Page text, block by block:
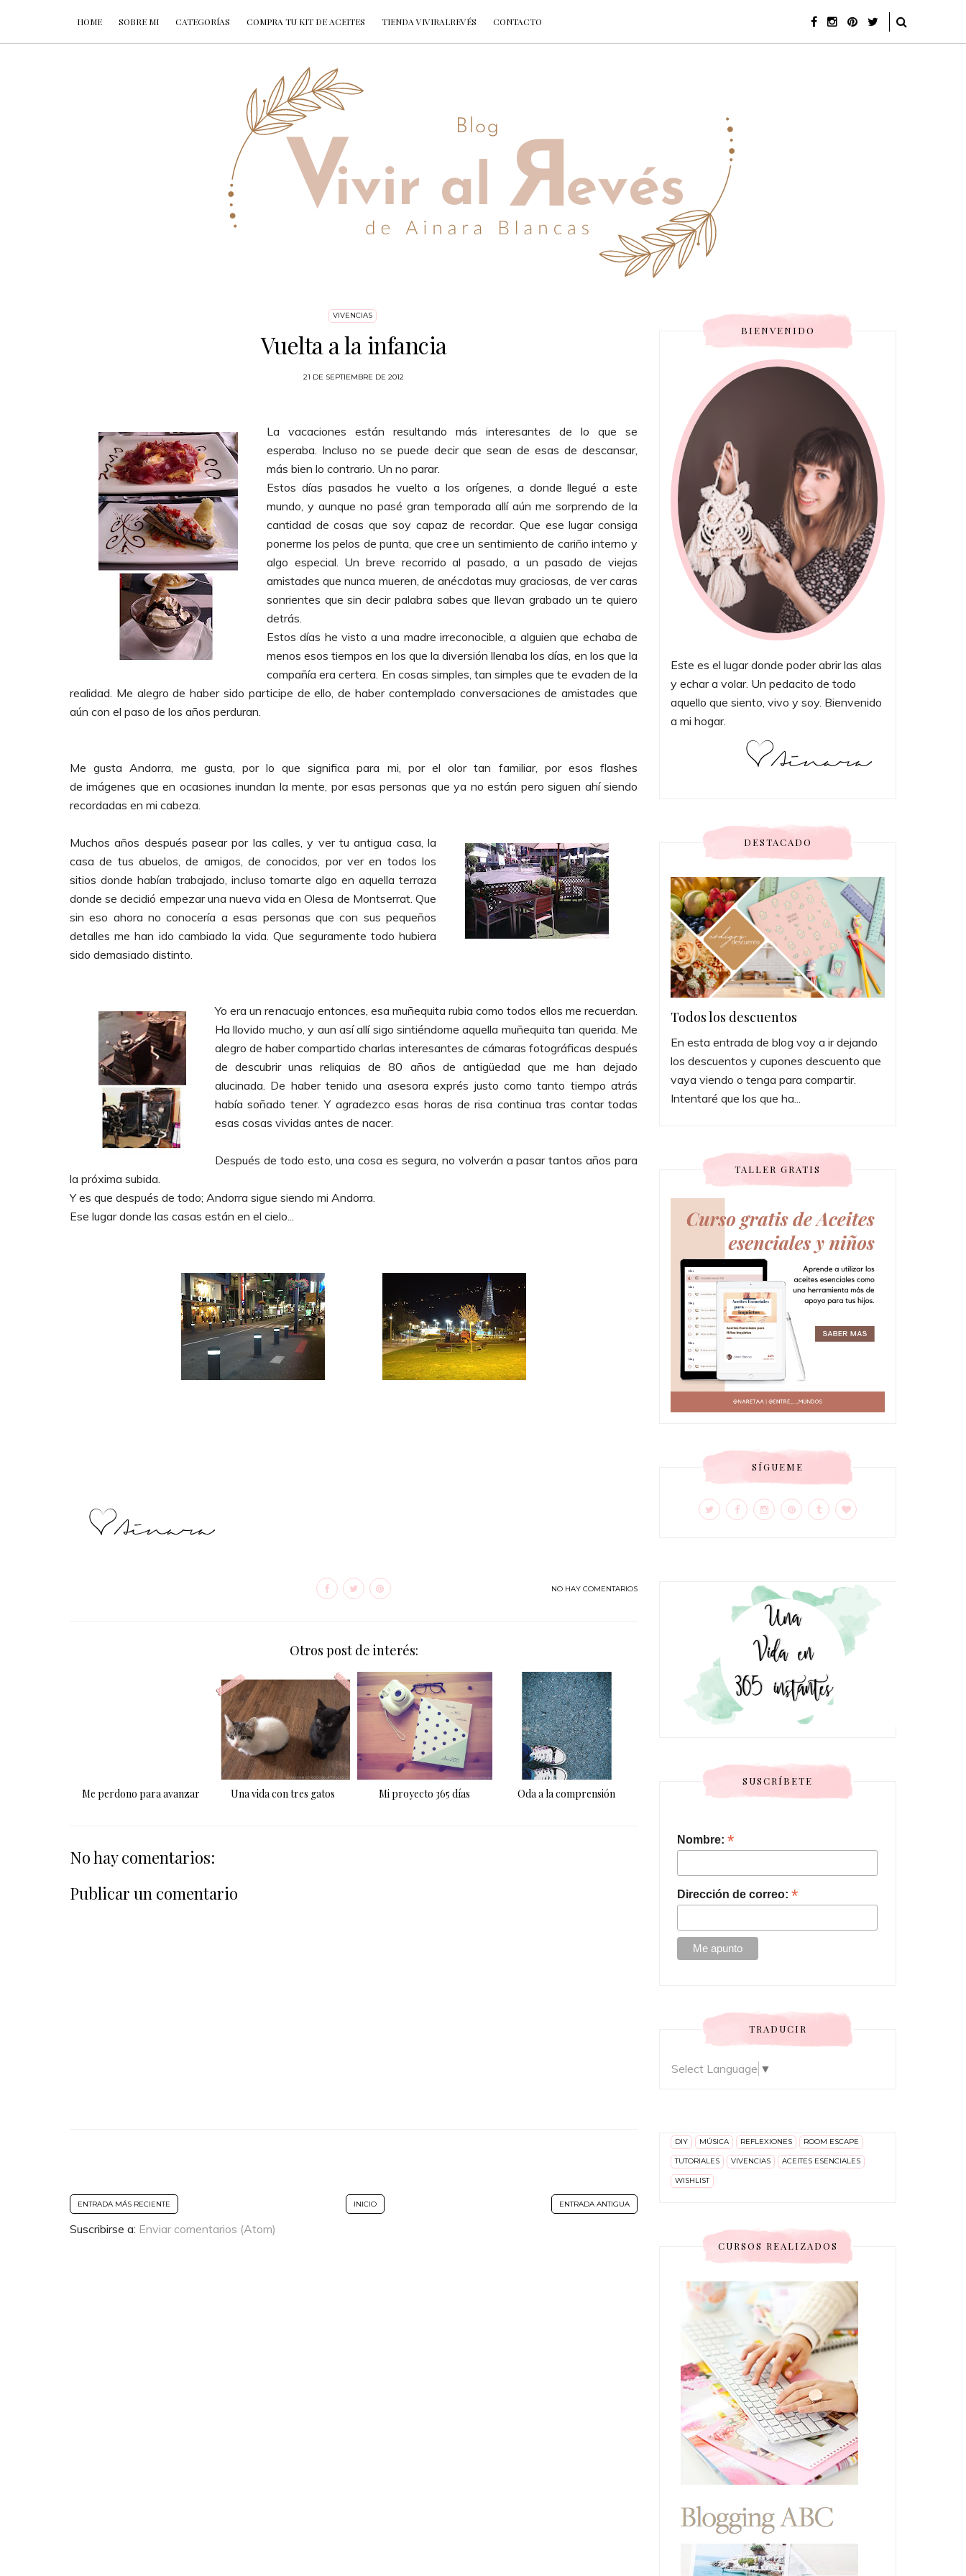
HOME SOBRE MI CATEGORÍAS COMPRA TU KIT DE ACEITES TIENDA VIVIRALREVÉS CONTACTO
VIVENCIAS
Vuelta a la infancia
21 DE SEPTIEMBRE DE 2012
La vacaciones están resultando más interesantes de lo que se
esperaba. Incluso no se puede decir que sean de esas de descansar,
más bien lo contrario. Un no parar.
Estos días pasados he vuelto a los orígenes, a donde llegué a este
mundo, y aunque no pasé gran temporada allí aún me sorprendo de la
cantidad de cosas que soy capaz de recordar. Que ese lugar consiga
ponerme los pelos de punta, que cree un sentimiento de cariño interno y
algo especial. Un breve recorrido al pasado, a un pasado de viejas
amistades que nunca mueren, de anécdotas muy graciosas, de ver caras
sonrientes que sin decir palabra sabes que llevan grabado un te quiero
detrás.
Estos días he visto a una madre irreconocible, a alguien que echaba de
menos esos tiempos en los que la diversión llenaba los días, en los que la
compañía era certera. En cosas simples, tan simples que te evaden de la
realidad. Me alegro de haber sido participe de ello, de haber contemplado conversaciones de amistades que
aún con el paso de los años perduran.
Me gusta Andorra, me gusta, por lo que significa para mi, por el olor tan familiar, por esos flashes
de imágenes que en ocasiones inundan la mente, por esas personas que ya no están pero siguen ahí siendo
recordadas en mi cabeza.
Muchos años después pasear por las calles, y ver tu antigua casa, la
casa de tus abuelos, de amigos, de conocidos, por ver en todos los
sitios donde habían trabajado, incluso tomarte algo en aquella terraza
donde se decidió empezar una nueva vida en Olesa de Montserrat. Que
sin eso ahora no conocería a esas personas que con sus pequeños
detalles me han ido cambiado la vida. Que seguramente todo hubiera
sido demasiado distinto.
Yo era un renacuajo entonces, esa muñequita rubia como todos ellos me recuerdan.
Ha llovido mucho, y aun así allí sigo sintiéndome aquella muñequita tan querida. Me
alegro de haber compartido charlas interesantes de cámaras fotográficas después
de descubrir unas reliquias de 80 años de antigüedad que me han dejado
alucinada. De haber tenido una asesora exprés justo como tanto tiempo atrás
había soñado tener. Y agradezco esas horas de risa continua tras contar todas
esas cosas vividas antes de nacer.
Después de todo esto, una cosa es segura, no volverán a pasar tantos años para
la próxima subida.
Y es que después de todo; Andorra sigue siendo mi Andorra.
Ese lugar donde las casas están en el cielo...
NO HAY COMENTARIOS
Otros post de interés:
Me perdono para avanzar Una vida con tres gatos Mi proyecto 365 días Oda a la comprensión
No hay comentarios:
Publicar un comentario
ENTRADA MÁS RECIENTE ENTRADA ANTIGUA
INICIO
Suscribirse a: Enviar comentarios (Atom)
BIENVENIDO
Este es el lugar donde poder abrir las alas
y echar a volar. Un pedacito de todo
aquello que siento, vivo y soy. Bienvenido
a mi hogar.
DESTACADO
Todos los descuentos
En esta entrada de blog voy a ir dejando
los descuentos y cupones descuento que
vaya viendo o tenga para compartir.
Intentaré que los que ha...
TALLER GRATIS
SÍGUEME
SUSCRÍBETE
Nombre: *
Dirección de correo: *
TRADUCIR
Select Language ▼
DIY MÚSICA REFLEXIONES ROOM ESCAPE
TUTORIALES VIVENCIAS ACEITES ESENCIALES
WISHLIST
CURSOS REALIZADOS